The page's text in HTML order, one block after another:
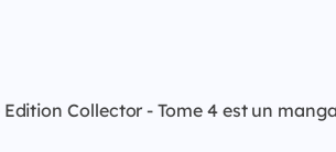
Collector - Tome 4 est un